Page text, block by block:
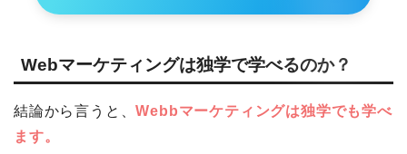
Webマーケティングは独学で学べるのか？
結論から言うと、Webbマーケティングは独学でも学べ
ます。